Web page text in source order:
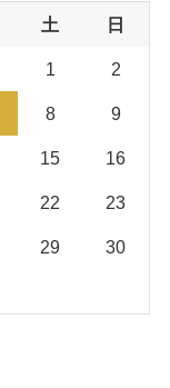
土 日
1 2
8 9
15 16
22 23
29 30